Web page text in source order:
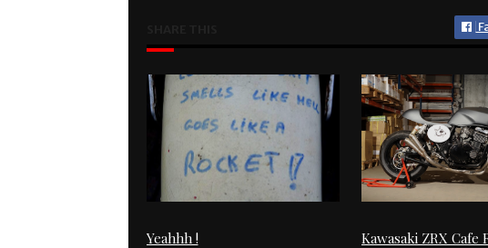
Yeahhh ! Kawasaki ZRX Cafe